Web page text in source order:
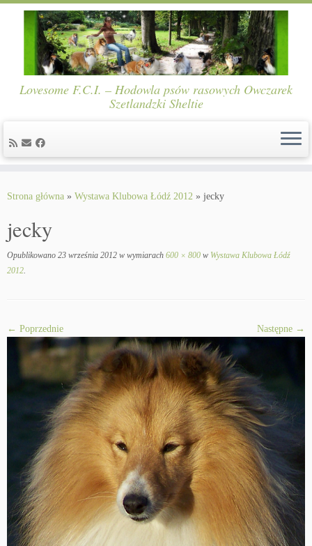
Lovesome F.C.I. – Hodowla psów rasowych Owczarek
Szetlandzki Sheltie
Strona główna » Wystawa Klubowa Łódź 2012 » jecky
jecky
Opublikowano 23 września 2012 w wymiarach 600 × 800 w Wystawa Klubowa Łódź
2012.
← Poprzednie Następne →